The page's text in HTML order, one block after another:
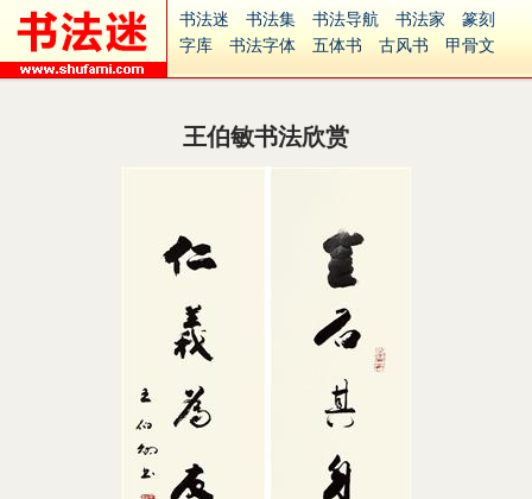
书法迷 书法集 书法导航 书法家
篆刻
字库
书法字体 五体书 古风书
甲骨文
集字
字形 大字 篆刻之家
古籍
中医 象棋 游戏
南无阿弥陀佛
安全网站
繁體版
王伯敏书法欣赏